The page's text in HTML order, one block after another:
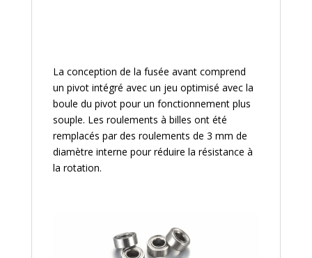
La conception de la fusée avant comprend
un pivot intégré avec un jeu optimisé avec la
boule du pivot pour un fonctionnement plus
souple. Les roulements à billes ont été
remplacés par des roulements de 3 mm de
diamètre interne pour réduire la résistance à
la rotation.